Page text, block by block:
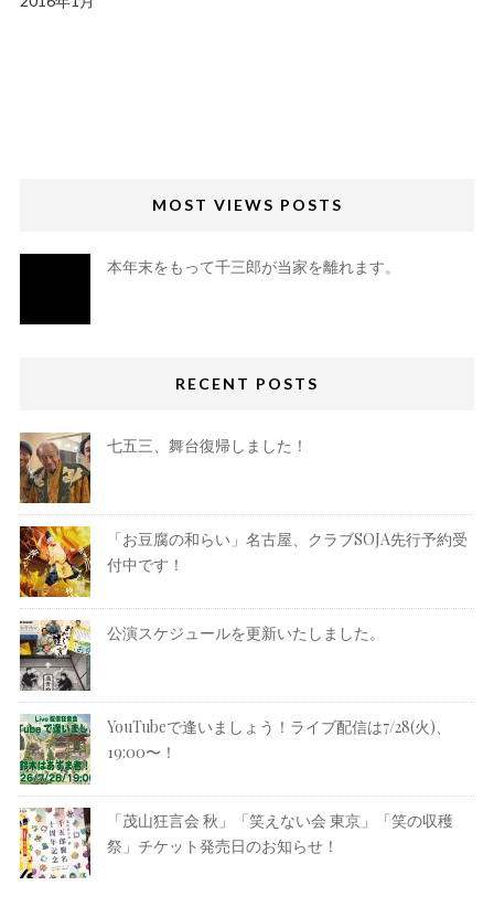
MOST VIEWS POSTS
本年末をもって千三郎が当家を離れます。
RECENT POSTS
七五三、舞台復帰しました！
「お豆腐の和らい」名古屋、クラブSOJA先行予約受
付中です！
公演スケジュールを更新いたしました。
YouTubeで逢いましょう！ライブ配信は7/28(火)、
19:00〜！
「茂山狂言会 秋」「笑えない会 東京」「笑の収穫
祭」チケット発売日のお知らせ！